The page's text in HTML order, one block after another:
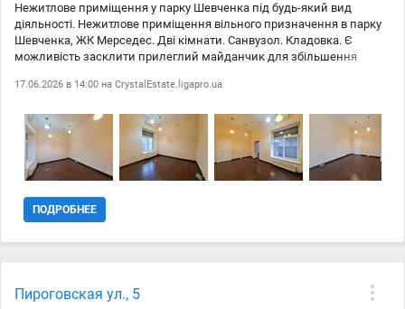
Нежитлове приміщення у парку Шевченка під будь-який вид
діяльності. Нежитлове приміщення вільного призначення в парку
Шевченка, ЖК Мерседес. Дві кімнати. Санвузол. Кладовка. Є
можливість засклити прилеглий майданчик для збільшення
прохідність, поряд паркування. ID 2-312-437
17.06.2026 в 14:00 на CrystalEstate.ligapro.ua
ПОДРОБНЕЕ
Пироговская ул., 5